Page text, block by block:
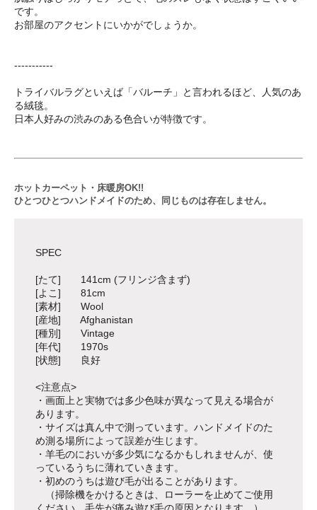
です。
お部屋のアクセントにいかがでしょうか。
-----------
トライバルラグといえば「バルーチ」と言われるほど、人気のあ
る絨毯。
日本人好みの渋みのある色合いが特徴です。
ホットカーペット・床暖房OK!!
ひとつひとつハンドメイドのため、同じものは存在しません。
SPEC
[たて] 141cm (フリンジ含まず)
[よこ] 81cm
[素材] Wool
[産地] Afghanistan
[種別] Vintage
[年代] 1970s
[状態] 良好
<注意点>
・画面上と実物では多少色味が異なって見える場合が
あります。
・サイズは真ん中で測っています。ハンドメイドのた
め測る場所によって誤差が生じます。
・羊毛のにおいが多少気になるかもしれませんが、使
っているうちに薄れていきます。
・初めのうちは遊び毛が出ることがあります。
（掃除機をかけるときは、ローラーを止めてご使用